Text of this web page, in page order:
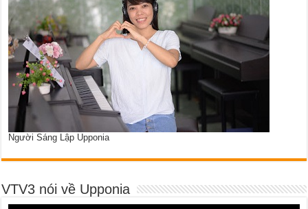
Người Sáng Lập Upponia
VTV3 nói về Upponia